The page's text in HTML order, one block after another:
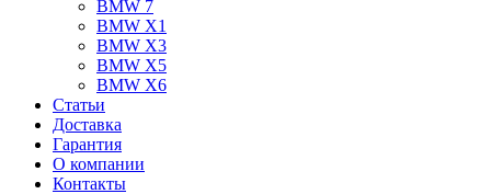
BMW 7
BMW X1
BMW X3
BMW X5
BMW X6
Статьи
Доставка
Гарантия
О компании
Контакты